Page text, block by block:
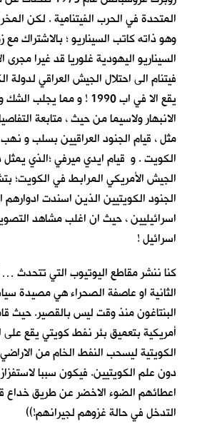
المتحدة في الحرب الفيتنامية . لكن
وهو ذاته كاتب السيناريو ؛ بالاشتراك مع
السيناريو اليهودية غلوريا قد غيرا
فيتنام الى احتلال الجيش العراقي لدولة
يقع الا في اب 1990 ! و مما
الانبهار ولاسيما من حيث ، متابعة
مثل ، قيام الجنود العراقيين بسلب و
الكويت . و قيام ايدي ميرفي ؛الذي
الجيش الأمريكي المرابط في الكويت؛
الجنود الكويتيين الذين اسندت
اسرائيليين ، حيث ان اغلب مشاهد
اسرائيل !
كنا ننشر مقاطع اليوتيوب التي تتحدث
الثانية او عاصفة الصحراء هي مصيدة
البنتاغون منذ وقت ليس بالقصير. حيث
أمريكية بتعميق بئر نفط كويتي يقع على
الكويتية ليسحب النفط الخام من
دون علم الكويتيين. فيكون سببا
اعطائهم الضوء الاخضر عن طريق خداع
التدخل في حالة غزوهم لجيرانهم!))